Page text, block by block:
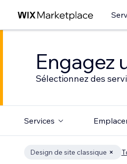
Engagez
Sélectionnez des
Services
Design de site classique